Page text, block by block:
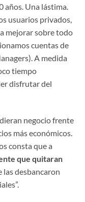
años. Una lástima.
usuarios privados,
mejorar sobre todo
cuentas de
A medida
tiempo
disfrutar del
negocio frente
más económicos.
consta que a
que quitaran
las desbancaron